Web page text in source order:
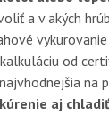
a v akých
vykurovanie
od
na
aj